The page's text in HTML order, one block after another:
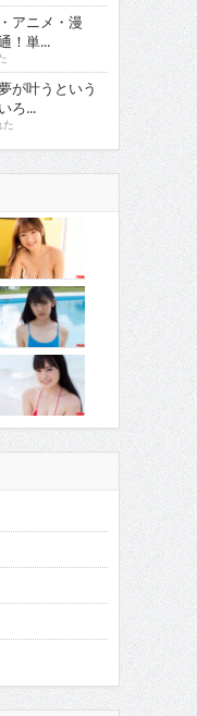
アニメ・漫
！単...
叶うという
ろ...